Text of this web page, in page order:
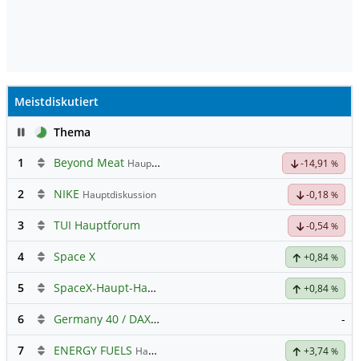
Meistdiskutiert
PauseThema
1
Beyond Meat Hauptdiskussion -14,91 %
2 NIKE Hauptdiskussion -0,18 %
3 TUI Hauptforum -0,54 %
4 Space X +0,84 %
5 SpaceX-Haupt-Hauptforum +0,84 %
6 Germany 40 / DAX Prognose -
7 ENERGY FUELS Hauptdiskussion +3,74 %